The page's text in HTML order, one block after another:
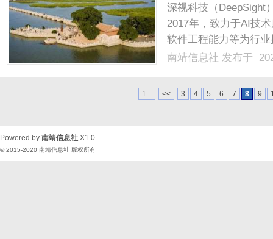
深视科技（DeepSight
2017年，致力于AI技
软件工程能力等为行
题。深视科技已获得
投、顺为资本、晨晖
南靖信息社 发布于
1... << 3 4 5 6 7 8 9
Powered by 南靖信息社 X1.0
© 2015-2020 南靖信息社 版权所有